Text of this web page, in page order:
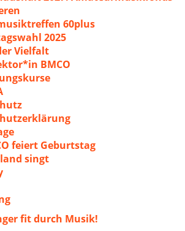
60plus
2025
Vielfalt
BMCO
feiert Geburtstag
singt
fit durch Musik!